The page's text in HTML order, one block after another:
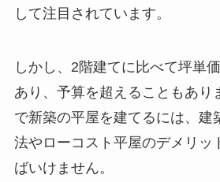
して注目されています。
しかし、2階建てに比べて坪単
あり、予算を超えることもあり
で新築の平屋を建てるには、建
法やローコスト平屋のデメリッ
ばいけません。